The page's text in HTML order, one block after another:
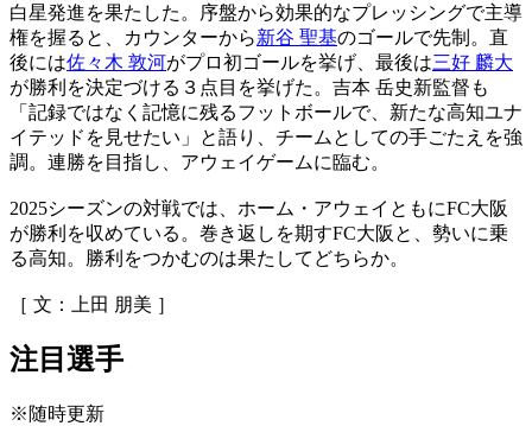
白星発進を果たした。序盤から効果的なプレッシングで主導
権を握ると、カウンターから新谷 聖基のゴールで先制。直
後には佐々木 敦河がプロ初ゴールを挙げ、最後は三好 麟大
が勝利を決定づける３点目を挙げた。吉本 岳史新監督も
「記録ではなく記憶に残るフットボールで、新たな高知ユナ
イテッドを見せたい」と語り、チームとしての手ごたえを強
調。連勝を目指し、アウェイゲームに臨む。
2025シーズンの対戦では、ホーム・アウェイともにFC大阪
が勝利を収めている。巻き返しを期すFC大阪と、勢いに乗
る高知。勝利をつかむのは果たしてどちらか。
［ 文：上田 朋美 ］
注目選手
※随時更新